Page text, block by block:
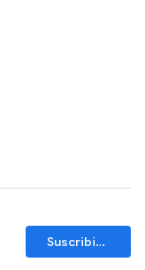
Suscribirse